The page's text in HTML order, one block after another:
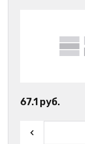
67.1 руб.